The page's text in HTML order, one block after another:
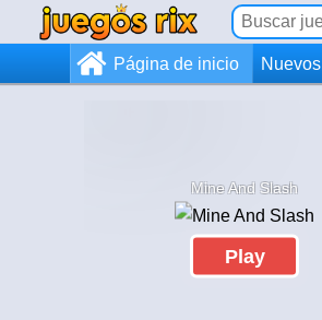
Página de inicio Nuevos
Mine And Slash
Play